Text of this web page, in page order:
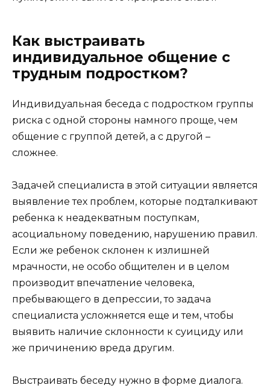
Как выстраивать
индивидуальное общение с
трудным подростком?
Индивидуальная беседа с подростком группы
риска с одной стороны намного проще, чем
общение с группой детей, а с другой –
сложнее.
Задачей специалиста в этой ситуации является
выявление тех проблем, которые подталкивают
ребенка к неадекватным поступкам,
асоциальному поведению, нарушению правил.
Если же ребенок склонен к излишней
мрачности, не особо общителен и в целом
производит впечатление человека,
пребывающего в депрессии, то задача
специалиста усложняется еще и тем, чтобы
выявить наличие склонности к суициду или
же причинению вреда другим.
Выстраивать беседу нужно в форме диалога.